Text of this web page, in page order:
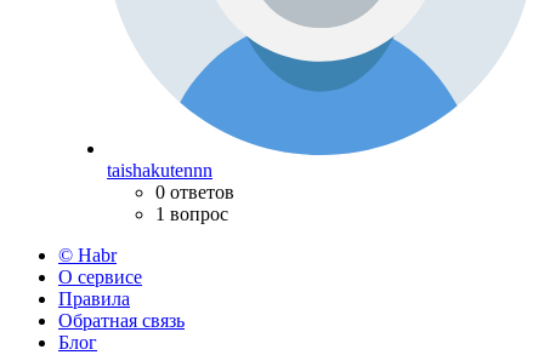
taishakutennn
0 ответов
1 вопрос
© Habr
О сервисе
Правила
Обратная связь
Блог